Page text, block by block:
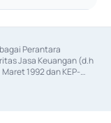
Perantara
Jasa Keuangan (d.h
1992 dan KEP-
Penjamin Emisi
Nomor KEP-